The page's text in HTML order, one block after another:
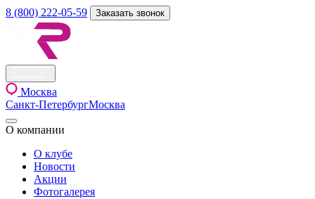
8 (800) 222-05-59 Заказать звонок
Москва
Санкт-ПетербургМосква
О компании
О клубе
Новости
Акции
Фотогалерея